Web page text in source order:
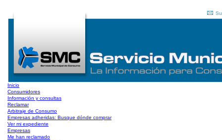
Inicio
Consumidores
Información y consultas
Reclamar
Arbitraje de Consumo
Empresas adheridas: Busque dónde comprar
Ver mi expediente
Empresas
Me han reclamado